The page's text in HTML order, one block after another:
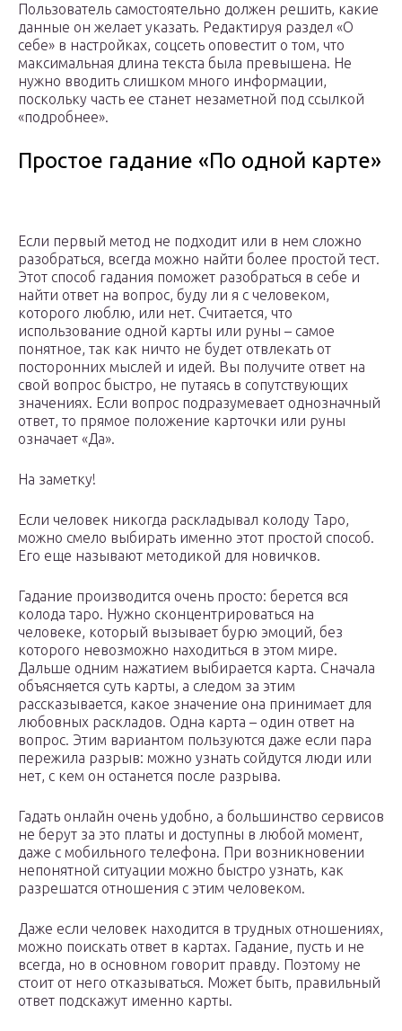
Пользователь самостоятельно должен решить, какие
данные он желает указать. Редактируя раздел «О
себе» в настройках, соцсеть оповестит о том, что
максимальная длина текста была превышена. Не
нужно вводить слишком много информации,
поскольку часть ее станет незаметной под ссылкой
«подробнее».
Простое гадание «По одной карте»
Если первый метод не подходит или в нем сложно
разобраться, всегда можно найти более простой тест.
Этот способ гадания поможет разобраться в себе и
найти ответ на вопрос, буду ли я с человеком,
которого люблю, или нет. Считается, что
использование одной карты или руны – самое
понятное, так как ничто не будет отвлекать от
посторонних мыслей и идей. Вы получите ответ на
свой вопрос быстро, не путаясь в сопутствующих
значениях. Если вопрос подразумевает однозначный
ответ, то прямое положение карточки или руны
означает «Да».
На заметку!
Если человек никогда раскладывал колоду Таро,
можно смело выбирать именно этот простой способ.
Его еще называют методикой для новичков.
Гадание производится очень просто: берется вся
колода таро. Нужно сконцентрироваться на
человеке, который вызывает бурю эмоций, без
которого невозможно находиться в этом мире.
Дальше одним нажатием выбирается карта. Сначала
объясняется суть карты, а следом за этим
рассказывается, какое значение она принимает для
любовных раскладов. Одна карта – один ответ на
вопрос. Этим вариантом пользуются даже если пара
пережила разрыв: можно узнать сойдутся люди или
нет, с кем он останется после разрыва.
Гадать онлайн очень удобно, а большинство сервисов
не берут за это платы и доступны в любой момент,
даже с мобильного телефона. При возникновении
непонятной ситуации можно быстро узнать, как
разрешатся отношения с этим человеком.
Даже если человек находится в трудных отношениях,
можно поискать ответ в картах. Гадание, пусть и не
всегда, но в основном говорит правду. Поэтому не
стоит от него отказываться. Может быть, правильный
ответ подскажут именно карты.